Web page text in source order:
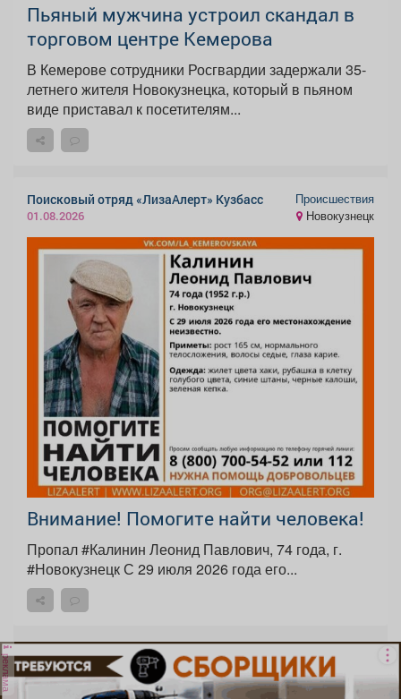
Пьяный мужчина устроил скандал в
торговом центре Кемерова
В Кемерове сотрудники Росгвардии задержали 35-
летнего жителя Новокузнецка, который в пьяном
виде приставал к посетителям...
Поисковый отряд «ЛизаАлерт» Кузбасс
01.08.2026
Происшествия
Новокузнецк
Внимание! Помогите найти человека!
Пропал #Калинин Леонид Павлович, 74 года, г.
#Новокузнецк С 29 июля 2026 года его...
реклама